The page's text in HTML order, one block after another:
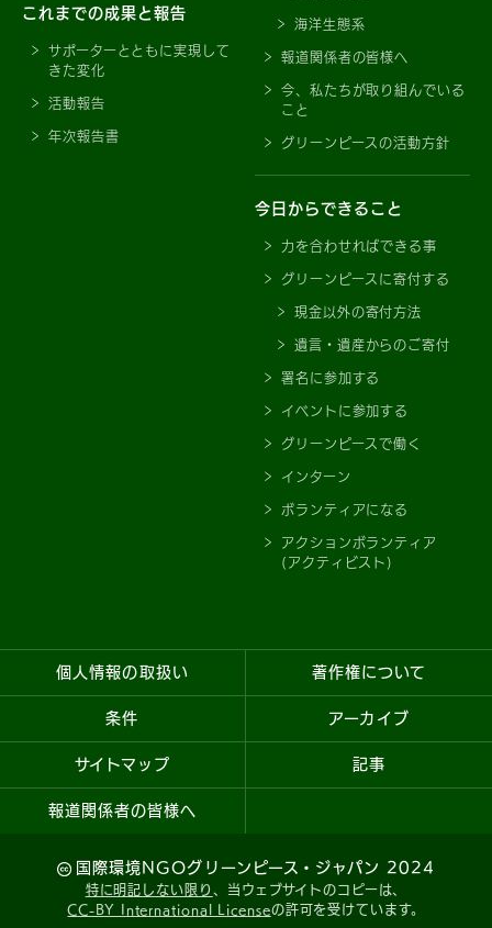
これまでの成果と報告
サポーターとともに実現して
きた変化
活動報告
年次報告書
海洋生態系
報道関係者の皆様へ
今、私たちが取り組んでいる
こと
グリーンピースの活動方針
今日からできること
力を合わせればできる事
グリーンピースに寄付する
現金以外の寄付方法
遺言・遺産からのご寄付
署名に参加する
イベントに参加する
グリーンピースで働く
インターン
ボランティアになる
アクションボランティア
(アクティビスト)
個人情報の取扱い 著作権について
条件 アーカイブ
サイトマップ 記事
報道関係者の皆様へ
国際環境NGOグリーンピース・ジャパン 2024
特に明記しない限り 、当ウェブサイトのコピーは、
CC-BY International Licenseの許可を受けています。